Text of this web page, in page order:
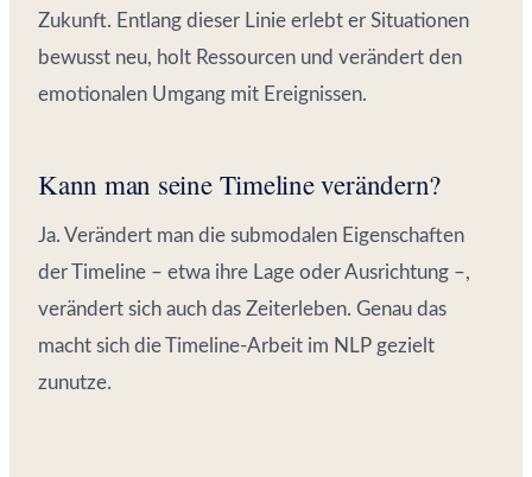
Zukunft. Entlang dieser Linie erlebt er Situationen
bewusst neu, holt Ressourcen und verändert den
emotionalen Umgang mit Ereignissen.
Kann man seine Timeline verändern?
Ja. Verändert man die submodalen Eigenschaften
der Timeline – etwa ihre Lage oder Ausrichtung –,
verändert sich auch das Zeiterleben. Genau das
macht sich die Timeline-Arbeit im NLP gezielt
zunutze.